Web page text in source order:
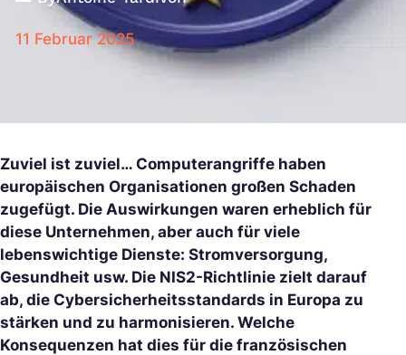
11 Februar 2025
Zuviel ist zuviel… Computerangriffe haben
europäischen Organisationen großen Schaden
zugefügt. Die Auswirkungen waren erheblich für
diese Unternehmen, aber auch für viele
lebenswichtige Dienste: Stromversorgung,
Gesundheit usw. Die NIS2-Richtlinie zielt darauf
ab, die Cybersicherheitsstandards in Europa zu
stärken und zu harmonisieren. Welche
Konsequenzen hat dies für die französischen